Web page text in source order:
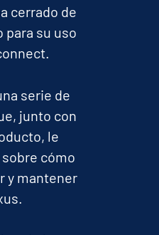
cerrado de
su uso
serie de
junto con
le
cómo
y mantener